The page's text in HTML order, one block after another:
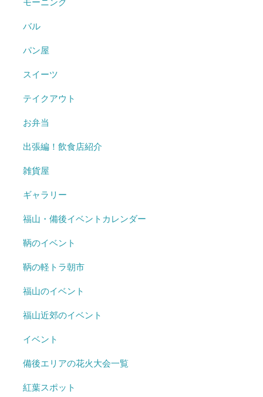
バル
パン屋
スイーツ
テイクアウト
お弁当
出張編！飲食店紹介
雑貨屋
ギャラリー
福山・備後イベントカレンダー
鞆のイベント
鞆の軽トラ朝市
福山のイベント
福山近郊のイベント
イベント
備後エリアの花火大会一覧
紅葉スポット